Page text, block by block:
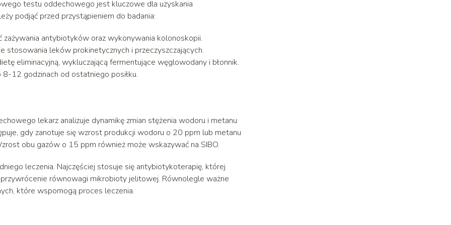
testu oddechowego jest kluczowe dla uzyskania
podjąć przed przystąpieniem do badania:
antybiotyków oraz wykonywania kolonoskopii.
stosowania leków prokinetycznych i przeczyszczających.
eliminacyjną, wykluczającą fermentujące węglowodany i błonnik.
12 godzinach od ostatniego posiłku.
lekarz analizuje dynamikę zmian stężenia wodoru i metanu
gdy zanotuje się wzrost produkcji wodoru o 20 ppm lub metanu
obu gazów o 15 ppm również może wskazywać na SIBO.
leczenia. Najczęściej stosuje się antybiotykoterapię, której
równowagi mikrobioty jelitowej. Równolegle ważne
które wspomogą proces leczenia.